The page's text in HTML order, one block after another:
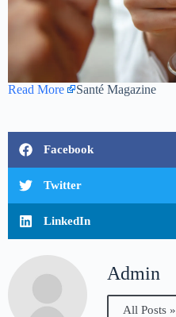
Read More Santé Magazine
Facebook
Twitter
LinkedIn
Admin
All Posts »